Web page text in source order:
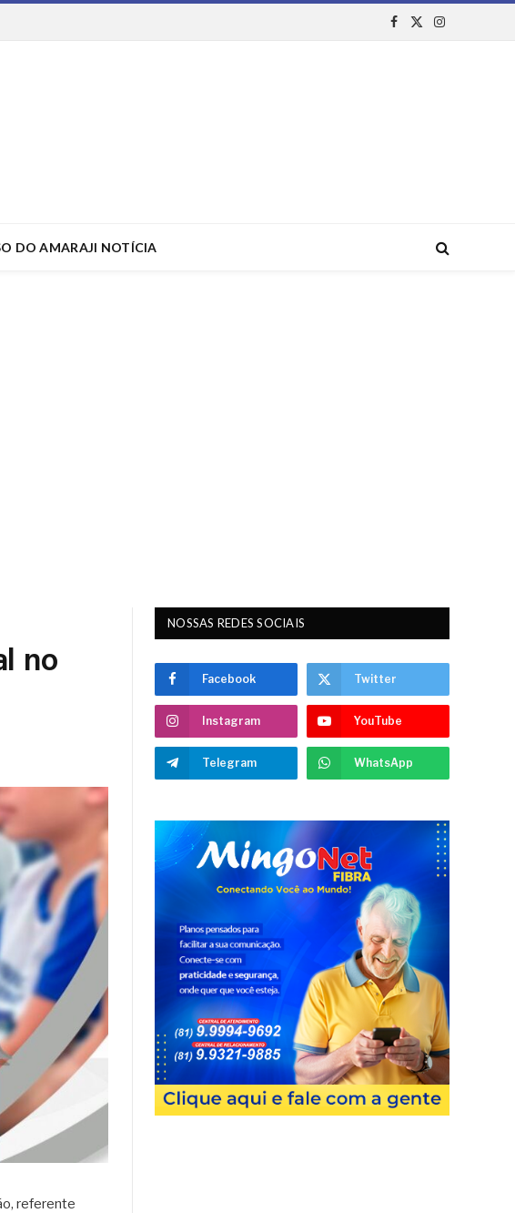
Facebook
X
Instagram
DO AMARAJI NOTÍCIA
no
referente
NOSSAS REDES SOCIAIS
Facebook Twitter
Instagram YouTube
Telegram WhatsApp